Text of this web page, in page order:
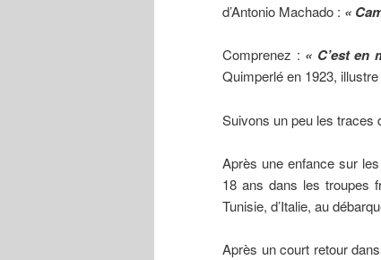
d’Antonio Machado : «
Comprenez : « C’est en
Quimperlé en 1923,
Suivons un peu les traces
Après une enfance sur
18 ans dans les troupes
Tunisie, d’Italie, au
Après un court retour